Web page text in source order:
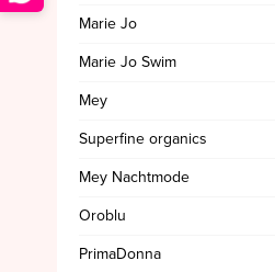
Marie Jo
Marie Jo Swim
Mey
Superfine organics
Mey Nachtmode
Oroblu
PrimaDonna